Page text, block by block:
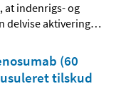
indenrigs- og
delvise aktivering…
(60
tilskud